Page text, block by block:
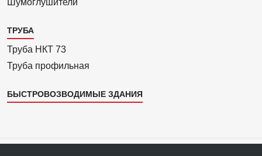
Шумоглушители
ТРУБА
Труба НКТ 73
Труба профильная
БЫСТРОВОЗВОДИМЫЕ ЗДАНИЯ